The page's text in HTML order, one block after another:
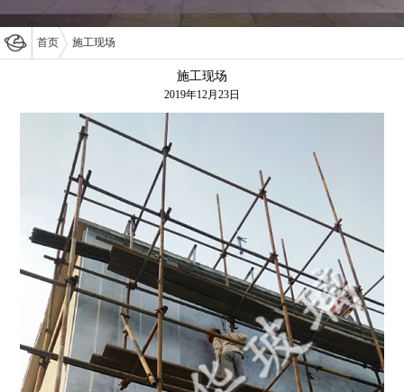
首页 施工现场
施工现场
2019年12月23日